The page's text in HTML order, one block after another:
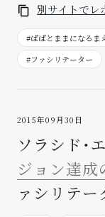
別サイトでレ
#ぱぱとままになるま
#ファシリテーター
2015年09月30日
ソラシド・
ジョン達成
ァシリテー